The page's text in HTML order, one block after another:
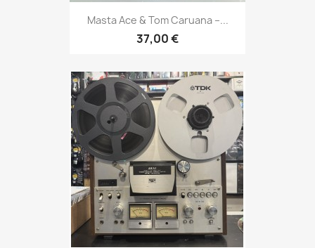
Masta Ace & Tom Caruana –...
37,00 €